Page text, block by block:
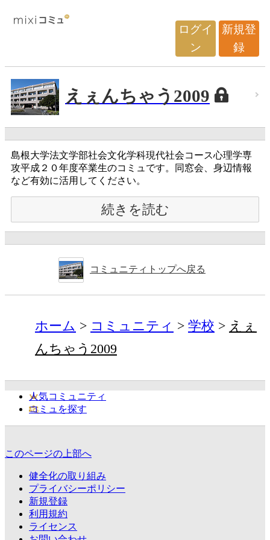
ログイ
ン
新規登
録
えぇんちゃう2009
島根大学法文学部社会文化学科現代社会コース心理学専
攻平成２０年度卒業生のコミュです。同窓会、身辺情報
など有効に活用してください。
続きを読む
コミュニティトップへ戻る
ホーム コミュニティ 学校
えぇ
んちゃう2009
人気コミュニティ
コミュを探す
このページの上部へ
健全化の取り組み
プライバシーポリシー
新規登録
利用規約
ライセンス